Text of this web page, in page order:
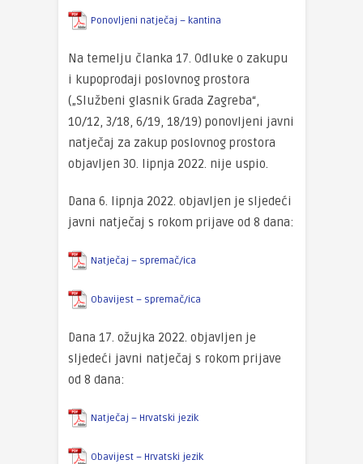
Ponovljeni natječaj – kantina
Na temelju članka 17. Odluke o zakupu
i kupoprodaji poslovnog prostora
(„Službeni glasnik Grada Zagreba“,
10/12, 3/18, 6/19, 18/19) ponovljeni javni
natječaj za zakup poslovnog prostora
objavljen 30. lipnja 2022. nije uspio.
Dana 6. lipnja 2022. objavljen je sljedeći
javni natječaj s rokom prijave od 8 dana:
Natječaj – spremač/ica
Obavijest – spremač/ica
Dana 17. ožujka 2022. objavljen je
sljedeći javni natječaj s rokom prijave
od 8 dana:
Natječaj – Hrvatski jezik
Obavijest – Hrvatski jezik